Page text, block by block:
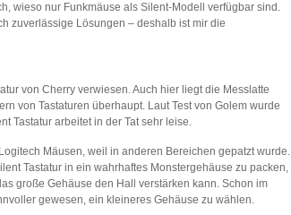
wieso nur Funkmäuse als Silent-Modell verfügbar sind.
zuverlässige Lösungen – deshalb ist mir die
von Cherry verwiesen. Auch hier liegt die Messlatte
von Tastaturen überhaupt. Laut Test von Golem wurde
Tastatur arbeitet in der Tat sehr leise.
Mäusen, weil in anderen Bereichen gepatzt wurde.
Tastatur in ein wahrhaftes Monstergehäuse zu packen,
große Gehäuse den Hall verstärken kann. Schon im
gewesen, ein kleineres Gehäuse zu wählen.